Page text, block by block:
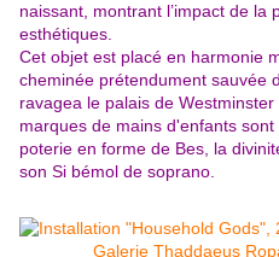
naissant, montrant l’impact de
esthétiques.
Cet objet est placé en harmonie
cheminée prétendument sauvée
ravagea le palais de
marques de mains d'enfants
poterie en forme de Bes, la
son Si bémol de soprano.